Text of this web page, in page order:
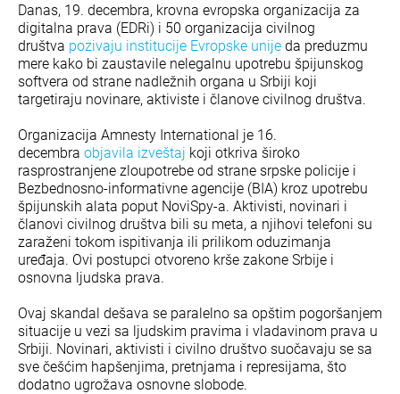
Danas, 19. decembra, krovna evropska organizacija za
digitalna prava (EDRi) i 50 organizacija civilnog
društva pozivaju institucije Evropske unije da preduzmu
mere kako bi zaustavile nelegalnu upotrebu špijunskog
softvera od strane nadležnih organa u Srbiji koji
targetiraju novinare, aktiviste i članove civilnog društva.
Organizacija Amnesty International je 16.
decembra objavila izveštaj koji otkriva široko
rasprostranjene zloupotrebe od strane srpske policije i
Bezbednosno-informativne agencije (BIA) kroz upotrebu
špijunskih alata poput NoviSpy-a. Aktivisti, novinari i
članovi civilnog društva bili su meta, a njihovi telefoni su
zaraženi tokom ispitivanja ili prilikom oduzimanja
uređaja. Ovi postupci otvoreno krše zakone Srbije i
osnovna ljudska prava.
Ovaj skandal dešava se paralelno sa opštim pogoršanjem
situacije u vezi sa ljudskim pravima i vladavinom prava u
Srbiji. Novinari, aktivisti i civilno društvo suočavaju se sa
sve češćim hapšenjima, pretnjama i represijama, što
dodatno ugrožava osnovne slobode.